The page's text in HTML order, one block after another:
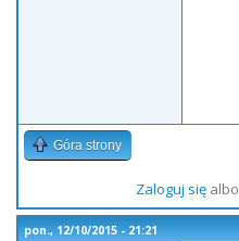
Góra strony
Zaloguj sięalbo
pon., 12/10/2015 - 21:21